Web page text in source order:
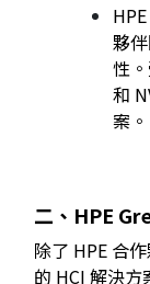
夥
性
和
案。
二、HPE
除了 HPE 合
的 HCI 解決方